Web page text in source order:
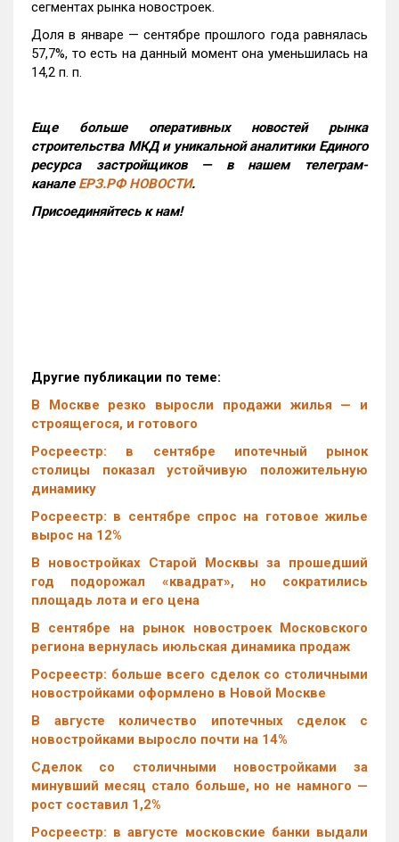
сегментах рынка новостроек.
Доля в январе — сентябре прошлого года равнялась
57,7%, то есть на данный момент она уменьшилась на
14,2 п. п.
Еще больше оперативных новостей рынка
строительства МКД и уникальной аналитики Единого
ресурса застройщиков — в нашем телеграм-
канале ЕРЗ.РФ НОВОСТИ.
Присоединяйтесь к нам!
Другие публикации по теме:
В Москве резко выросли продажи жилья — и
строящегося, и готового
Росреестр: в сентябре ипотечный рынок
столицы показал устойчивую положительную
динамику
Росреестр: в сентябре спрос на готовое жилье
вырос на 12%
В новостройках Старой Москвы за прошедший
год подорожал «квадрат», но сократились
площадь лота и его цена
В сентябре на рынок новостроек Московского
региона вернулась июльская динамика продаж
Росреестр: больше всего сделок со столичными
новостройками оформлено в Новой Москве
В августе количество ипотечных сделок с
новостройками выросло почти на 14%
Cделок со столичными новостройками за
минувший месяц стало больше, но не намного —
рост составил 1,2%
Росреестр: в августе московские банки выдали